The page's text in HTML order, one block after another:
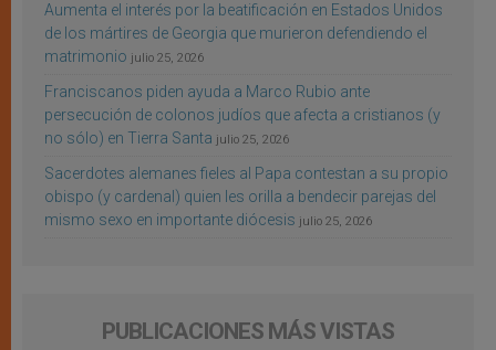
Aumenta el interés por la beatificación en Estados Unidos
de los mártires de Georgia que murieron defendiendo el
matrimonio julio 25, 2026
Franciscanos piden ayuda a Marco Rubio ante
persecución de colonos judíos que afecta a cristianos (y
no sólo) en Tierra Santa julio 25, 2026
Sacerdotes alemanes fieles al Papa contestan a su propio
obispo (y cardenal) quien les orilla a bendecir parejas del
mismo sexo en importante diócesis julio 25, 2026
PUBLICACIONES MÁS VISTAS